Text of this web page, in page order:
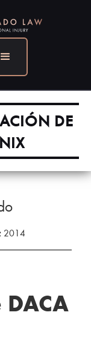
DE
2014